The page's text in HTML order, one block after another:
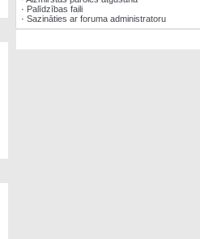
· Palīdzības faili
· Sazināties ar foruma administratoru